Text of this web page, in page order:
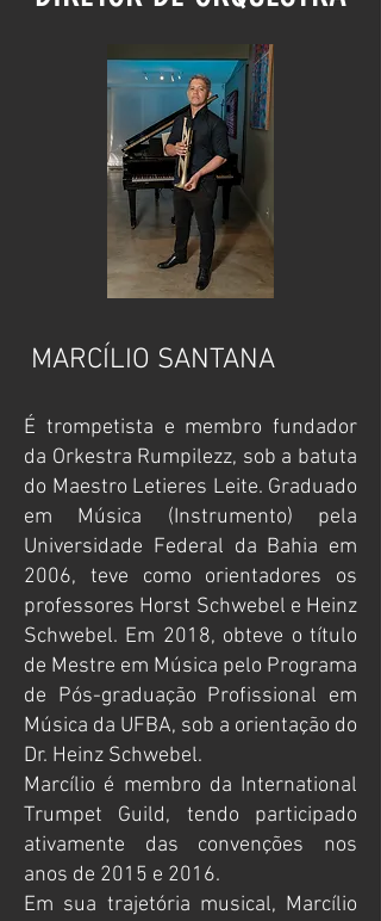
MARCÍLIO SANTANA
É trompetista e membro fundador
da Orkestra Rumpilezz, sob a batuta
do Maestro Letieres Leite. Graduado
em Música (Instrumento) pela
Universidade Federal da Bahia em
2006, teve como orientadores os
professores Horst Schwebel e Heinz
Schwebel. Em 2018, obteve o título
de Mestre em Música pelo Programa
de Pós-graduação Profissional em
Música da UFBA, sob a orientação do
Dr. Heinz Schwebel.
Marcílio é membro da International
Trumpet Guild, tendo participado
ativamente das convenções nos
anos de 2015 e 2016.
Em sua trajetória musical, Marcílio